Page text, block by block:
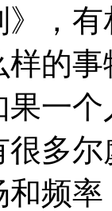
，
的
一
多
频